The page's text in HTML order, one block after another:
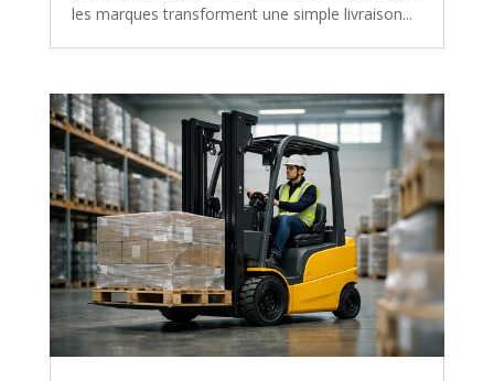
les marques transforment une simple livraison...